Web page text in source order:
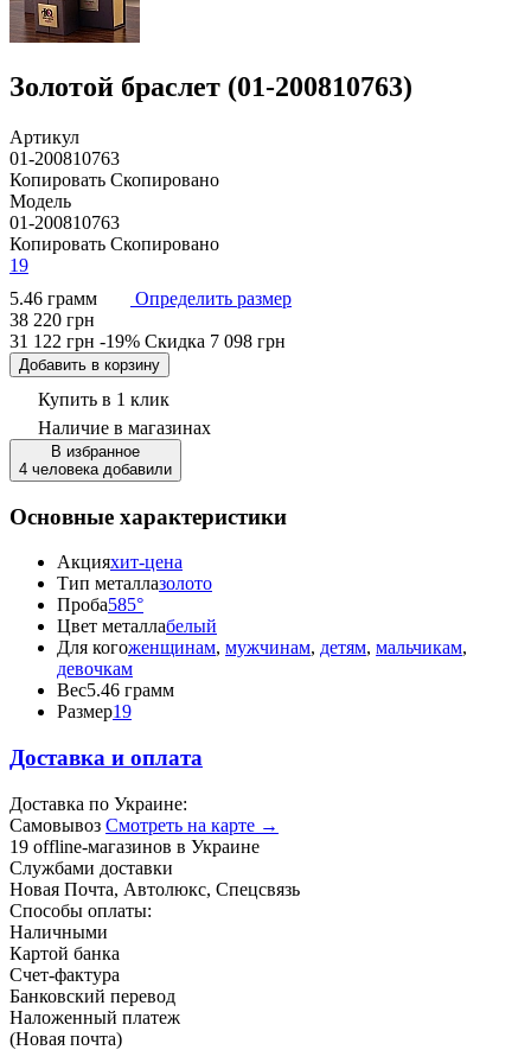
Золотой браслет (01-200810763)
Артикул
01-200810763
Копировать Скопировано
Модель
01-200810763
Копировать Скопировано
19
5.46 грамм
Определить размер
38 220 грн
31 122 грн -19% Скидка 7 098 грн
Добавить в корзину
Купить в 1 клик
Наличие в магазинах
В избранное
4 человека добавили
Основные характеристики
Акцияхит-цена
Тип металлазолото
Проба585°
Цвет металлабелый
Для когоженщинам, мужчинам, детям, мальчикам,
девочкам
Вес5.46 грамм
Размер19
Доставка и оплата
Доставка по Украине:
Самовывоз Смотреть на карте →
19 offline-магазинов в Украине
Службами доставки
Новая Почта, Автолюкс, Спецсвязь
Способы оплаты:
Наличными
Картой банка
Счет-фактура
Банковский перевод
Наложенный платеж
(Новая почта)